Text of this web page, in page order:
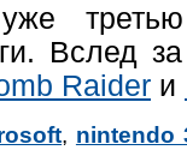
Вслед
Raider и
, nintendo